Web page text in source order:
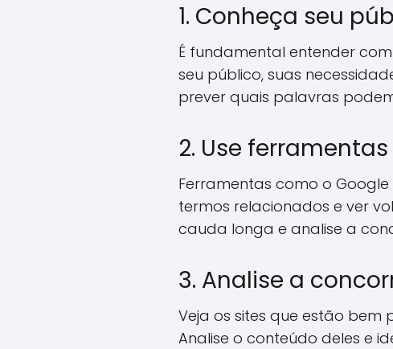
1. Conheça seu
É fundamental entender
seu público, suas
prever quais palavras
2. Use
Ferramentas como o
termos relacionados e ver
cauda longa e analise a
3. Analise a
Veja os sites que estão bem
Analise o conteúdo deles e